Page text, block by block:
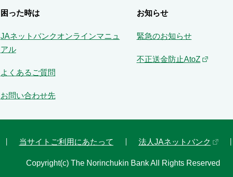
困った時は
JAネットバンクオンラインマニュ
アル
よくあるご質問
お問い合わせ先
お知らせ
緊急のお知らせ
不正送金防止AtoZ
当サイトご利用にあたって 法人JAネットバンク
Copyright(c) The Norinchukin Bank All Rights Reserved